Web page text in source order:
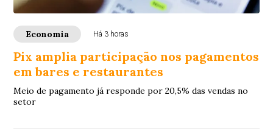
Economia Há 3 horas
Pix amplia participação nos pagamentos
em bares e restaurantes
Meio de pagamento já responde por 20,5% das vendas no
setor